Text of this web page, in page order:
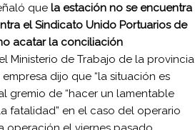
que la estación no se encuentra
el Sindicato Unido Portuarios de
acatar la conciliación
Ministerio de Trabajo de la
dijo que “la situación es
gremio de “hacer un lamentable
fatalidad” en el caso del operario